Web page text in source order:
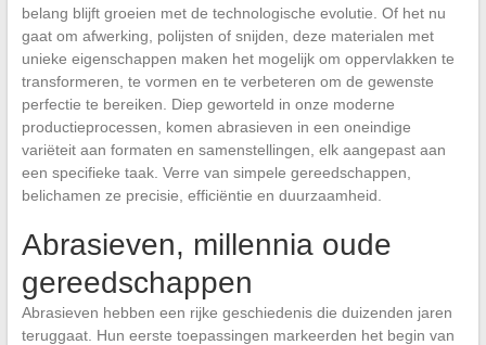
belang blijft groeien met de technologische evolutie. Of het nu
gaat om afwerking, polijsten of snijden, deze materialen met
unieke eigenschappen maken het mogelijk om oppervlakken te
transformeren, te vormen en te verbeteren om de gewenste
perfectie te bereiken. Diep geworteld in onze moderne
productieprocessen, komen abrasieven in een oneindige
variëteit aan formaten en samenstellingen, elk aangepast aan
een specifieke taak. Verre van simpele gereedschappen,
belichamen ze precisie, efficiëntie en duurzaamheid.
Abrasieven, millennia oude
gereedschappen
Abrasieven hebben een rijke geschiedenis die duizenden jaren
teruggaat. Hun eerste toepassingen markeerden het begin van